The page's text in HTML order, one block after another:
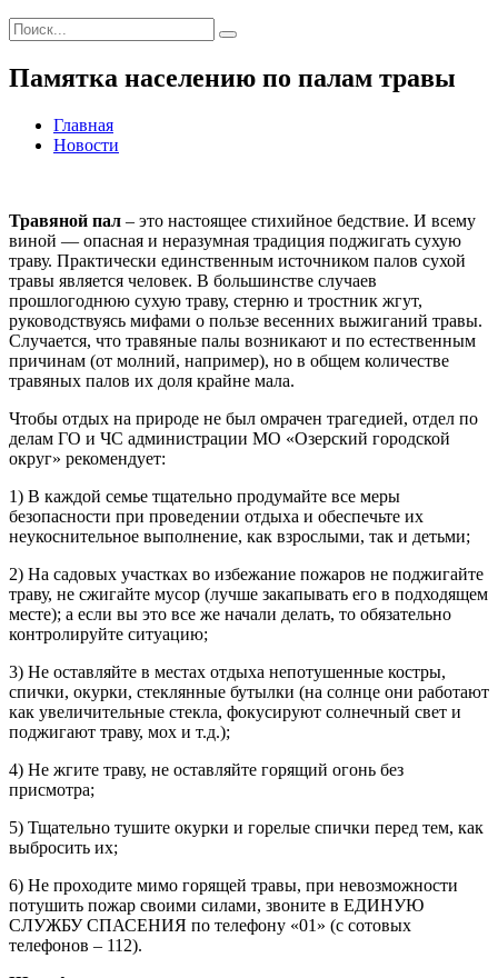
Памятка населению по палам травы
Главная
Новости
Травяной пал – это настоящее стихийное бедствие. И всему
виной — опасная и неразумная традиция поджигать сухую
траву. Практически единственным источником палов сухой
травы является человек. В большинстве случаев
прошлогоднюю сухую траву, стерню и тростник жгут,
руководствуясь мифами о пользе весенних выжиганий травы.
Случается, что травяные палы возникают и по естественным
причинам (от молний, например), но в общем количестве
травяных палов их доля крайне мала.
Чтобы отдых на природе не был омрачен трагедией, отдел по
делам ГО и ЧС администрации МО «Озерский городской
округ» рекомендует:
1) В каждой семье тщательно продумайте все меры
безопасности при проведении отдыха и обеспечьте их
неукоснительное выполнение, как взрослыми, так и детьми;
2) На садовых участках во избежание пожаров не поджигайте
траву, не сжигайте мусор (лучше закапывать его в подходящем
месте); а если вы это все же начали делать, то обязательно
контролируйте ситуацию;
3) Не оставляйте в местах отдыха непотушенные костры,
спички, окурки, стеклянные бутылки (на солнце они работают
как увеличительные стекла, фокусируют солнечный свет и
поджигают траву, мох и т.д.);
4) Не жгите траву, не оставляйте горящий огонь без
присмотра;
5) Тщательно тушите окурки и горелые спички перед тем, как
выбросить их;
6) Не проходите мимо горящей травы, при невозможности
потушить пожар своими силами, звоните в ЕДИНУЮ
СЛУЖБУ СПАСЕНИЯ по телефону «01» (с сотовых
телефонов – 112).